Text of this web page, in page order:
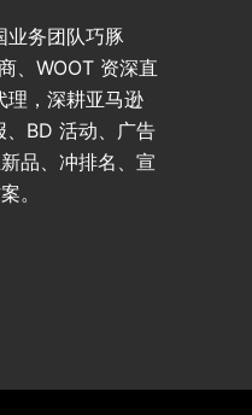
务团队巧豚
、WOOT 资深直
，深耕亚马逊
、BD 活动、广告
品、冲排名、宣
。